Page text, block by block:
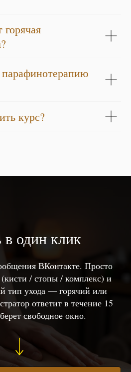
курс?
в один клик
ВКонтакте. Просто
/ стопы / комплекс) и
тип ухода — горячий или
ответит в течение 15
свободное окно.